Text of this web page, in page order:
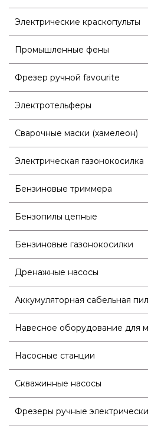
Электрические краскопульты
Промышленные фены
Фрезер ручной favourite
Электротельферы
Сварочные маски (хамелеон)
Электрическая газонокосилка
Бензиновые триммера
Бензопилы цепные
Бензиновые газонокосилки
Дренажные насосы
Аккумуляторная сабельная
Навесное оборудование для
Насосные станции
Скважинные насосы
Фрезеры ручные